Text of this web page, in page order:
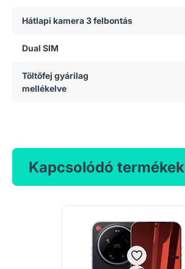
Hátlapi kamera 3 felbontás
Dual SIM
Töltőfej gyárilag
mellékelve
Kapcsolódó termékek